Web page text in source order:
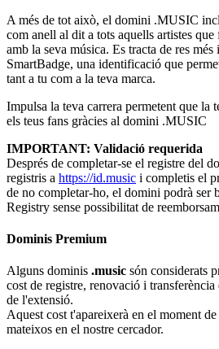
A més de tot això, el domini .MUSIC
com anell al dit a tots aquells artistes
amb la seva música. Es tracta de res més
SmartBadge, una identificació que
tant a tu com a la teva marca.
Impulsa la teva carrera permetent que la
els teus fans gràcies al domini .MUSIC
IMPORTANT: Validació requerida
Després de completar-se el registre del
registris a https://id.music i completis el
de no completar-ho, el domini podrà ser
Registry sense possibilitat de
Dominis Premium
Alguns dominis .music són considerats
cost de registre, renovació i
de l'extensió.
Aquest cost t'apareixerà en el moment
mateixos en el nostre cercador.